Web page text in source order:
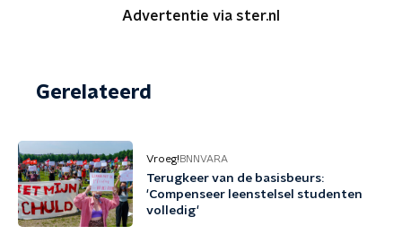
Advertentie via ster.nl
Gerelateerd
Vroeg! BNNVARA
Terugkeer van de basisbeurs:
'Compenseer leenstelsel studenten
volledig'